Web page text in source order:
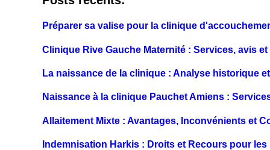
Préparer sa valise pour la clinique
Clinique Rive Gauche Maternité : Services, avis
La naissance de la clinique : Analyse historique
Naissance à la clinique Pauchet Amiens :
Allaitement Mixte : Avantages, Inconvénients et
Indemnisation Harkis : Droits et Recours pour